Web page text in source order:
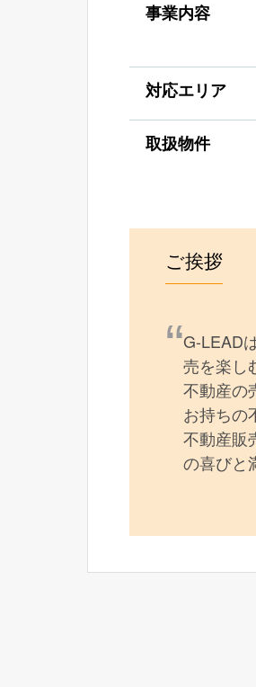
事業内容
対応エリア
取扱物件
ご挨拶
G-LEAD
売を楽し
不動産の
お持ちの
不動産販
の喜びと